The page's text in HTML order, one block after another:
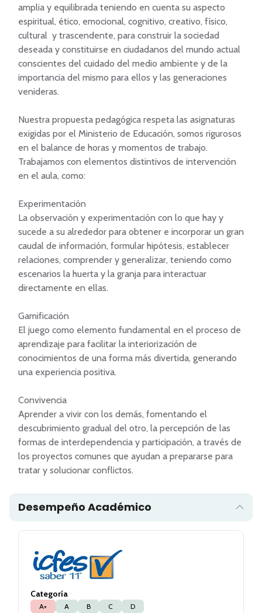
amplia y equilibrada teniendo en cuenta su aspecto
espiritual, ético, emocional, cognitivo, creativo, físico,
cultural  y trascendente, para construir la sociedad
deseada y constituirse en ciudadanos del mundo actual
conscientes del cuidado del medio ambiente y de la
importancia del mismo para ellos y las generaciones
venideras.
Nuestra propuesta pedagógica respeta las asignaturas
exigidas por el Ministerio de Educación, somos rigurosos
en el balance de horas y momentos de trabajo.
Trabajamos con elementos distintivos de intervención
en el aula, como:
Experimentación
La observación y experimentación con lo que hay y
sucede a su alrededor para obtener e incorporar un gran
caudal de información, formular hipótesis, establecer
relaciones, comprender y generalizar, teniendo como
escenarios la huerta y la granja para interactuar
directamente en ellas.
Gamificación
El juego como elemento fundamental en el proceso de
aprendizaje para facilitar la interiorización de
conocimientos de una forma más divertida, generando
una experiencia positiva.
Convivencia
Aprender a vivir con los demás, fomentando el
descubrimiento gradual del otro, la percepción de las
formas de interdependencia y participación, a través de
los proyectos comunes que ayudan a prepararse para
tratar y solucionar conflictos.
Desempeño Académico
Categoría
A+ A B C D